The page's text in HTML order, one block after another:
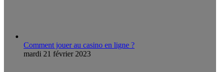
Comment jouer au casino en ligne ?
mardi 21 février 2023